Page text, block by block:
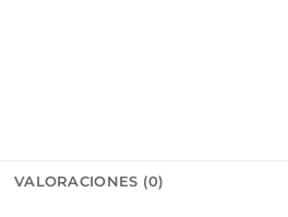
VALORACIONES (0)